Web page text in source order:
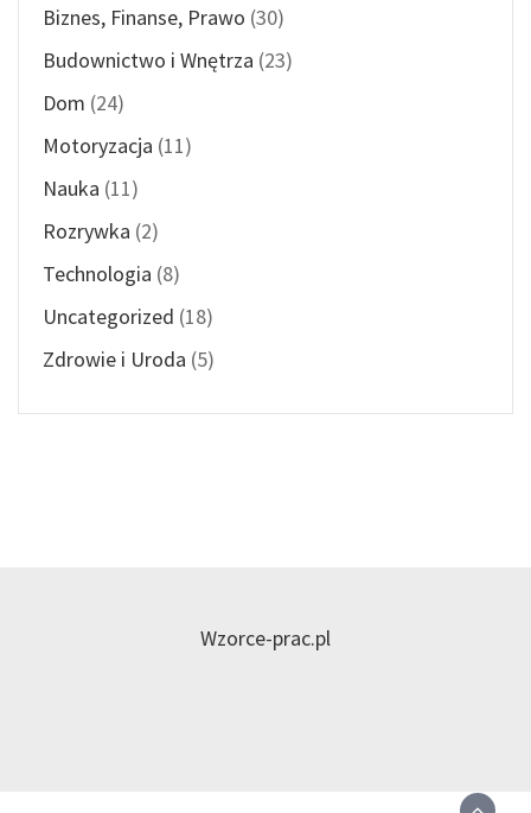
Biznes, Finanse, Prawo (30)
Budownictwo i Wnętrza (23)
Dom (24)
Motoryzacja (11)
Nauka (11)
Rozrywka (2)
Technologia (8)
Uncategorized (18)
Zdrowie i Uroda (5)
Wzorce-prac.pl